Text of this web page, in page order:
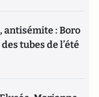
antisémite : Boro
tubes de l’été